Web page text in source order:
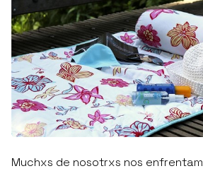
Muchxs de nosotrxs nos